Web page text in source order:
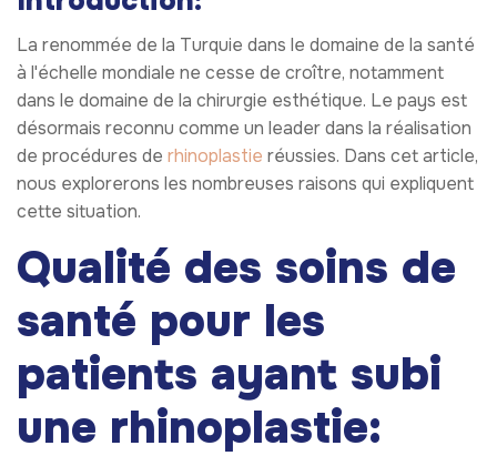
La renommée de la Turquie dans le domaine de la santé
à l'échelle mondiale ne cesse de croître, notamment
dans le domaine de la chirurgie esthétique. Le pays est
désormais reconnu comme un leader dans la réalisation
de procédures de rhinoplastie réussies. Dans cet article,
nous explorerons les nombreuses raisons qui expliquent
cette situation.
Qualité des soins de
santé pour les
patients ayant subi
une rhinoplastie: